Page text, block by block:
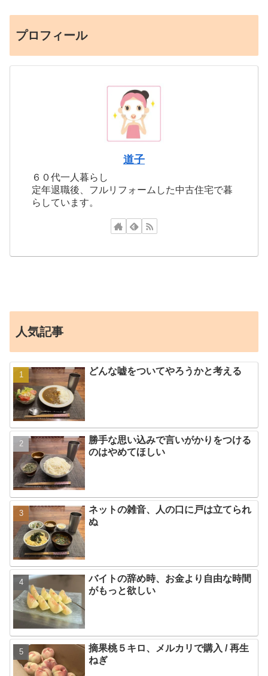
プロフィール
道子
６０代一人暮らし
定年退職後、フルリフォームした中古住宅で暮
らしています。
人気記事
どんな嘘をついてやろうかと考える
勝手な思い込みで言いがかりをつける
のはやめてほしい
ネットの雑音、人の口に戸は立てられ
ぬ
バイトの辞め時、お金より自由な時間
がもっと欲しい
摘果桃５キロ、メルカリで購入 / 再生
ねぎ